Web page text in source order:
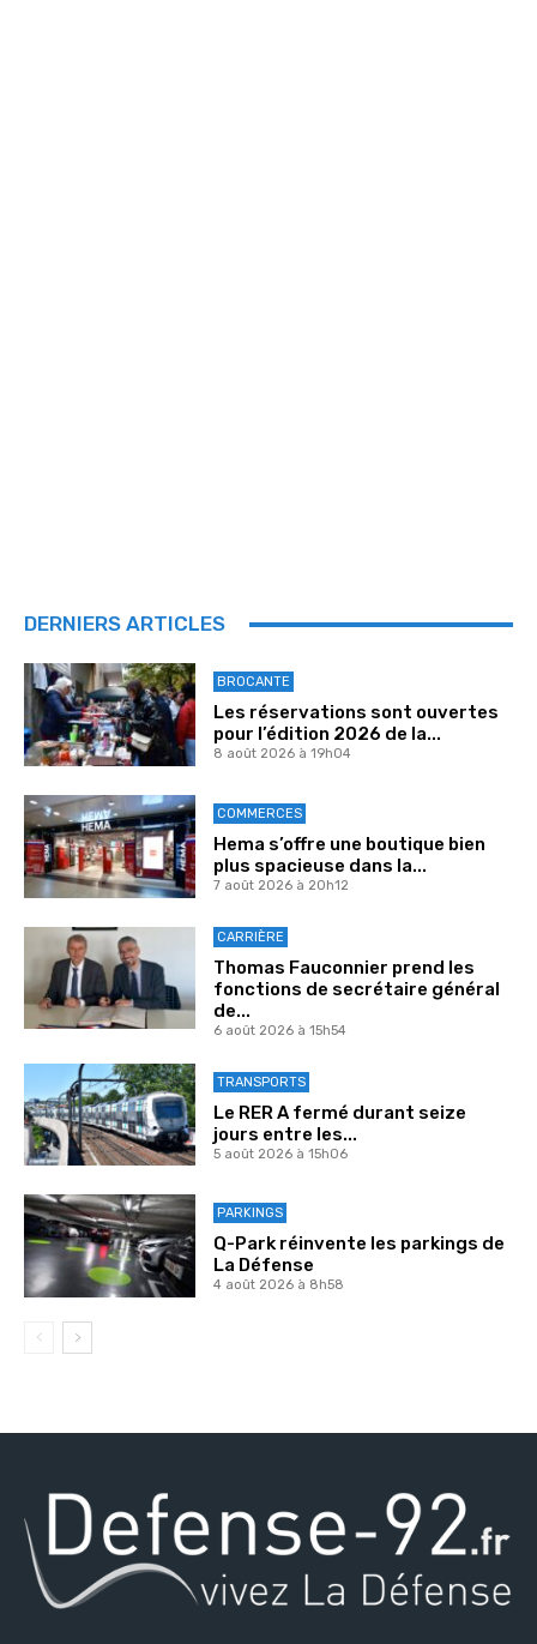
DERNIERS ARTICLES
BROCANTE
Les réservations sont ouvertes
pour l’édition 2026 de la...
8 août 2026 à 19h04
COMMERCES
Hema s’offre une boutique bien
plus spacieuse dans la...
7 août 2026 à 20h12
CARRIÈRE
Thomas Fauconnier prend les
fonctions de secrétaire général
de...
6 août 2026 à 15h54
TRANSPORTS
Le RER A fermé durant seize
jours entre les...
5 août 2026 à 15h06
PARKINGS
Q-Park réinvente les parkings de
La Défense
4 août 2026 à 8h58